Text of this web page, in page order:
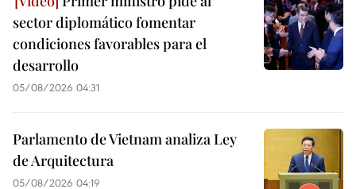
sector diplomático fomentar
condiciones favorables para el
desarrollo
05/08/2026 04:31
Parlamento de Vietnam analiza Ley
de Arquitectura
05/08/2026 04:19